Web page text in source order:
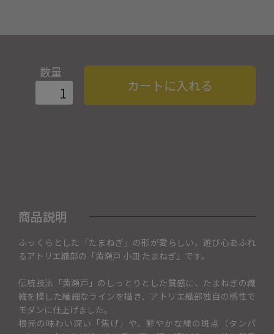
数量
カートに入れる
商品説明
ふっくらとした「たまねぎ」の形が愛らしい、遊び心あふれ
るアトリエ織部の「黄瀬戸 小皿 たまねぎ」です。
伝統技法「黄瀬戸」のしっとりとした質感に、たまねぎの繊
維を模した繊細なラインを描き、アトリエ織部独自の感性で
モダンに仕上げました。
根元の味わい深い「焦げ」や、鮮やかな緑の斑点（タンパ